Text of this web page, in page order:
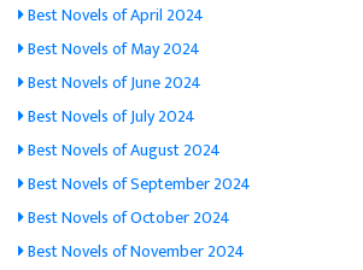
Best Novels of April 2024
Best Novels of May 2024
Best Novels of June 2024
Best Novels of July 2024
Best Novels of August 2024
Best Novels of September 2024
Best Novels of October 2024
Best Novels of November 2024